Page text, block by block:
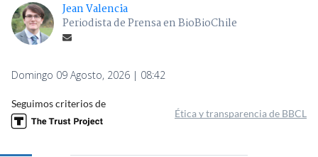
Jean Valencia
Periodista de Prensa en BioBioChile
Domingo 09 Agosto, 2026 | 08:42
Seguimos criterios de
Ética y transparencia de BBCL